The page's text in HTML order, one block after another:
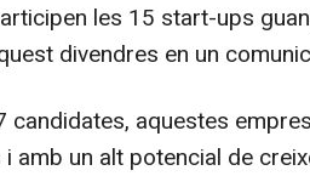
les 15 start-ups
divendres en un
candidates, aquestes
amb un alt potencial de